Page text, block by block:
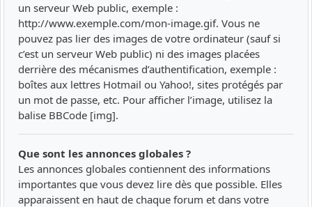
un serveur Web public, exemple :
http://www.exemple.com/mon-image.gif. Vous ne
pouvez pas lier des images de votre ordinateur (sauf si
c’est un serveur Web public) ni des images placées
derrière des mécanismes d’authentification, exemple :
boîtes aux lettres Hotmail ou Yahoo!, sites protégés par
un mot de passe, etc. Pour afficher l’image, utilisez la
balise BBCode [img].
Que sont les annonces globales ?
Les annonces globales contiennent des informations
importantes que vous devez lire dès que possible. Elles
apparaissent en haut de chaque forum et dans votre